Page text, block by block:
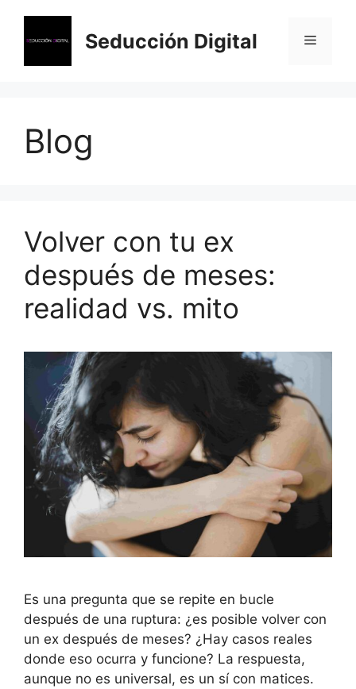
Seducción Digital Menú
Blog
Volver con tu ex
después de meses:
realidad vs. mito
Es una pregunta que se repite en bucle
después de una ruptura: ¿es posible volver con
un ex después de meses? ¿Hay casos reales
donde eso ocurra y funcione? La respuesta,
aunque no es universal, es un sí con matices.